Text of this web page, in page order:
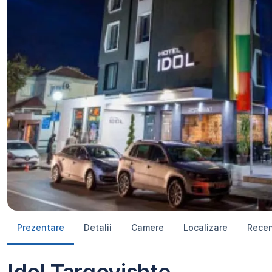
Prezentare Detalii Camere Localizare